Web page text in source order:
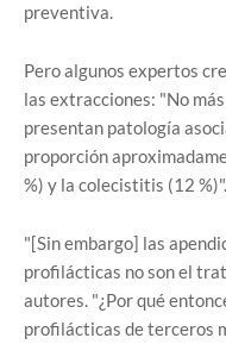
preventiva.
Pero algunos expertos
las extracciones: "No
presentan patología
proporción
%) y la colecistitis (12 %)".
"[Sin embargo] las
profilácticas no son el
autores. "¿Por qué
profilácticas de terceros